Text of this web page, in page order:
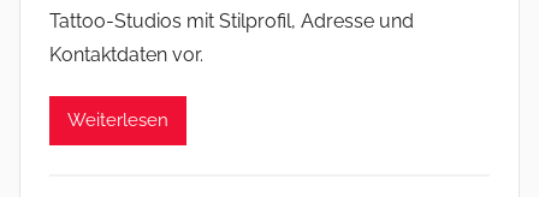
Tattoo-Studios mit Stilprofil, Adresse und
Kontaktdaten vor.
Weiterlesen